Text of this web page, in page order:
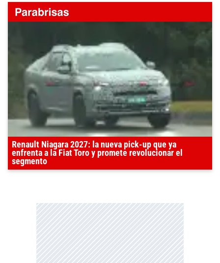
Renault Niagara 2027: la nueva pick-up que ya
enfrenta a la Fiat Toro y promete revolucionar el
segmento